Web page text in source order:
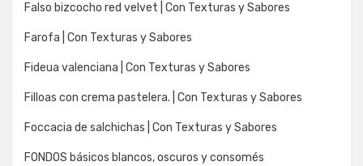
Falso bizcocho red velvet | Con Texturas y Sabores
Farofa | Con Texturas y Sabores
Fideua valenciana | Con Texturas y Sabores
Filloas con crema pastelera. | Con Texturas y Sabores
Foccacia de salchichas | Con Texturas y Sabores
FONDOS básicos blancos, oscuros y consomés